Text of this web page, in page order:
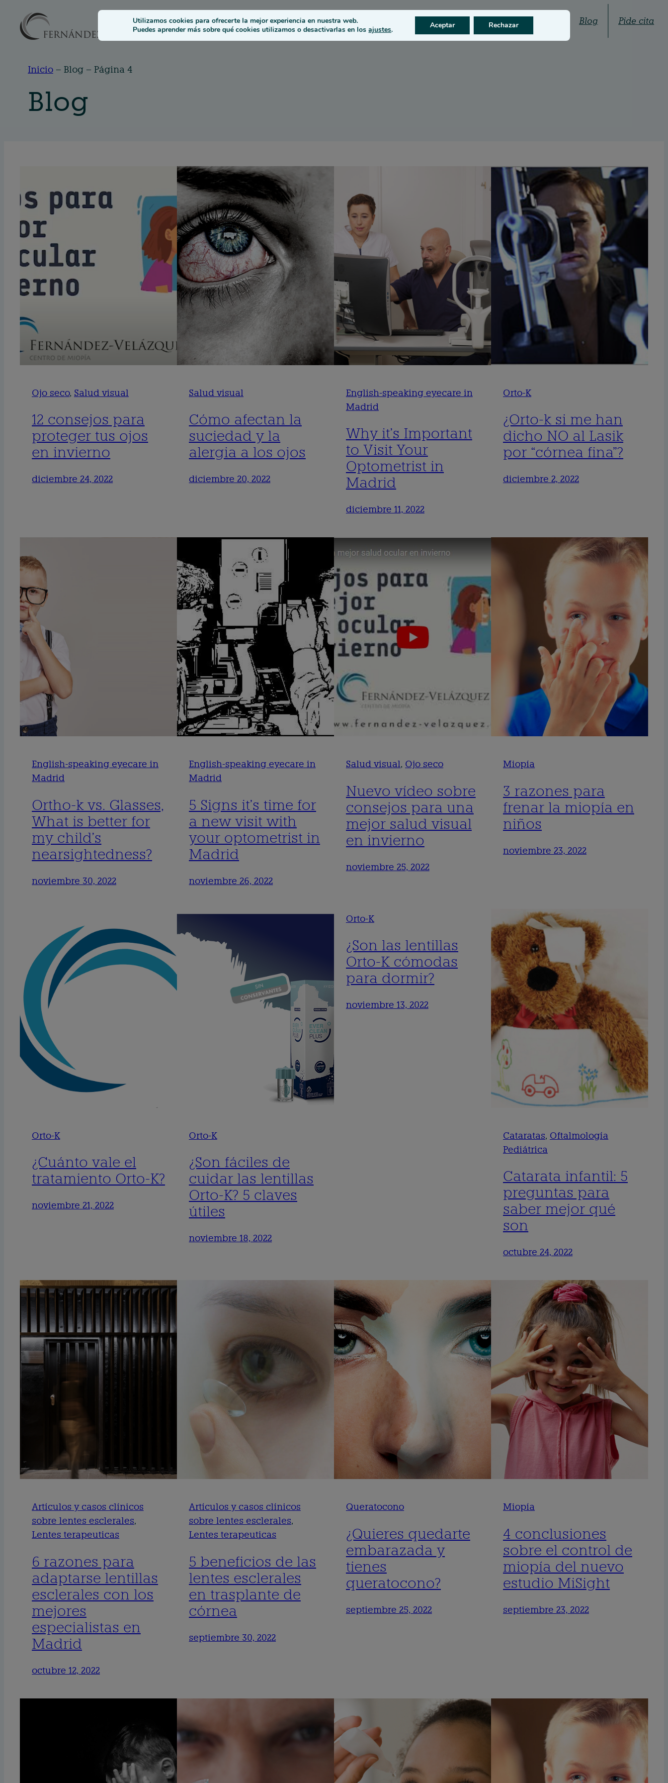
contenido
Soluciones Condiciones oculares Quiénes somos Blog Pide cita
Inicio – Blog – Página 4
Blog
Ojo seco, Salud visual
12 consejos para
proteger tus ojos
en invierno
diciembre 24, 2022
Salud visual
Cómo afectan la
suciedad y la
alergia a los ojos
diciembre 20, 2022
English-speaking eyecare in
Madrid
Why it’s Important
to Visit Your
Optometrist in
Madrid
diciembre 11, 2022
Orto-K
¿Orto-k si me han
dicho NO al Lasik
por “córnea fina”?
diciembre 2, 2022
English-speaking eyecare in
Madrid
Ortho-k vs. Glasses,
What is better for
my child’s
nearsightedness?
noviembre 30, 2022
English-speaking eyecare in
Madrid
5 Signs it’s time for
a new visit with
your optometrist in
Madrid
noviembre 26, 2022
Salud visual, Ojo seco
Nuevo vídeo sobre
consejos para una
mejor salud visual
en invierno
noviembre 25, 2022
Miopía
3 razones para
frenar la miopía en
niños
noviembre 23, 2022
Orto-K
¿Cuánto vale el
tratamiento Orto-K?
noviembre 21, 2022
Orto-K
¿Son fáciles de
cuidar las lentillas
Orto-K? 5 claves
útiles
noviembre 18, 2022
Orto-K
¿Son las lentillas
Orto-K cómodas
para dormir?
noviembre 13, 2022
Cataratas, Oftalmología
Pediátrica
Catarata infantil: 5
preguntas para
saber mejor qué
son
octubre 24, 2022
Artículos y casos clínicos
sobre lentes esclerales
Lentes terapeuticas
6 razones para
adaptarse lentillas
esclerales con los
mejores
especialistas en
Madrid
octubre 12, 2022
Artículos y casos clínicos
sobre lentes esclerales
Lentes terapeuticas
5 beneficios de las
lentes esclerales
en trasplante de
córnea
septiembre 30, 2022
Queratocono
¿Quieres quedarte
embarazada y
tienes
queratocono?
septiembre 25, 2022
Miopía
4 conclusiones
sobre el control de
miopía del nuevo
estudio MiSight
septiembre 23, 2022
Utilizamos cookies para ofrecerte la mejor experiencia en nuestra web.
Puedes aprender más sobre qué cookies utilizamos o desactivarlas en losajustes. Aceptar Rechazar